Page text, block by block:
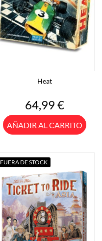
Heat
Precio
64,99 €
AÑADIR AL CARRITO
FUERA DE STOCK